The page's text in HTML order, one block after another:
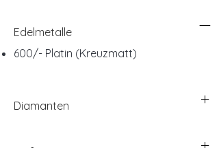
Edelmetalle
600/- Platin (Kreuzmatt)
Diamanten